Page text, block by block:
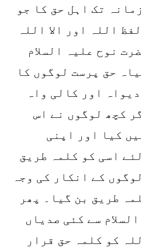
تک اہل حق کا جو
اللہ اور الا اللہ
نوح علیہ السلام
حق پرست لوگوں کا
اور کالی واہ
کچھ لوگوں نے اس
کیا اور اپنی
اسی کو کلمہ طریق
کے انکار کی وجہ
طریق بن گیا۔ پھر
سے کئی صدیاں
کو کلمہ حق قرار